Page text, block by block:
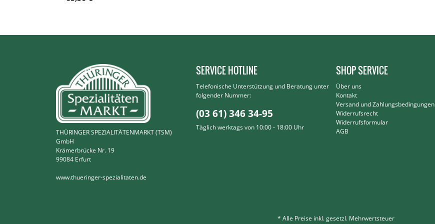
THÜRINGER SPEZIALITÄTENMARKT (TSM)
GmbH
Krämerbrücke Nr. 19
99084 Erfurt
www.thueringer-spezialitaten.de
SERVICE HOTLINE
Telefonische Unterstützung und Beratung unter
folgender Nummer:
(03 61) 346 34-95
Täglich werktags von 10:00 - 18:00 Uhr
SHOP SERVICE
Über uns
Kontakt
Versand und Zahlungsbedingungen
Widerrufsrecht
Widerrufsformular
AGB
* Alle Preise inkl. gesetzl. Mehrwertsteuer